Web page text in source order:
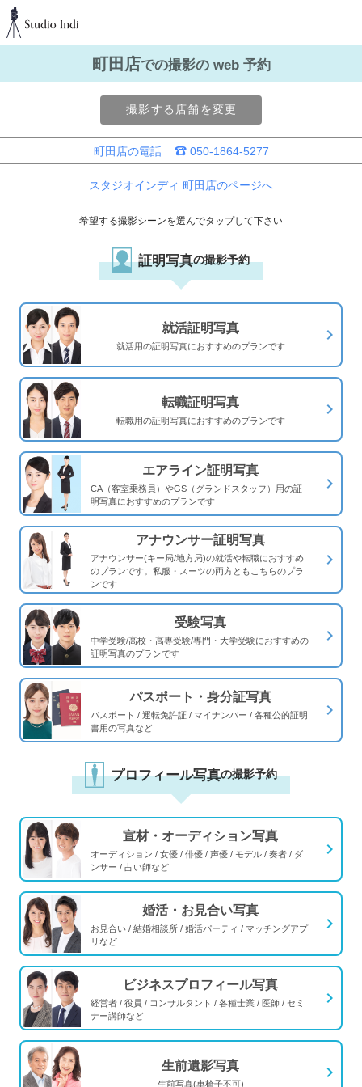
町田店での撮影の web 予約
撮影する店舗を変更
町田店の電話 050-1864-5277
スタジオインディ 町田店のページへ
希望する撮影シーンを選んでタップして下さい
証明写真の撮影予約
就活証明写真
就活用の証明写真におすすめのプランです
navigate_next
転職証明写真
転職用の証明写真におすすめのプランです
navigate_next
エアライン証明写真
CA（客室乗務員）やGS（グランドスタッフ）用の証
明写真におすすめのプランです
navigate_next
アナウンサー証明写真
アナウンサー(キー局/地方局)の就活や転職におすすめ
のプランです。私服・スーツの両方ともこちらのプラ
ンです
navigate_next
受験写真
中学受験/高校・高専受験/専門・大学受験におすすめの
証明写真のプランです
navigate_next
パスポート・身分証写真
パスポート / 運転免許証 / マイナンバー / 各種公的証明
書用の写真など
navigate_next
プロフィール写真の撮影予約
宣材・オーディション写真
オーディション / 女優 / 俳優 / 声優 / モデル / 奏者 / ダ
ンサー / 占い師など
navigate_next
婚活・お見合い写真
お見合い / 結婚相談所 / 婚活パーティ / マッチングアプ
リなど
navigate_next
ビジネスプロフィール写真
経営者 / 役員 / コンサルタント / 各種士業 / 医師 / セミ
ナー講師など
navigate_next
生前遺影写真
生前写真(車椅子不可)
navigate_next